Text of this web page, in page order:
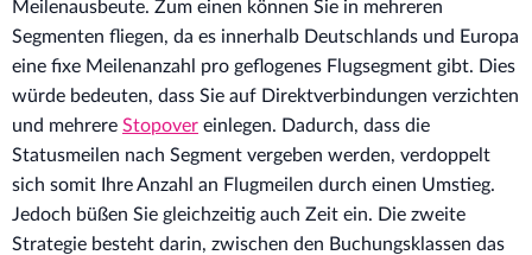
Meilenausbeute. Zum einen können Sie in mehreren
Segmenten fliegen, da es innerhalb Deutschlands und Europa
eine fixe Meilenanzahl pro geflogenes Flugsegment gibt. Dies
würde bedeuten, dass Sie auf Direktverbindungen verzichten
und mehrere Stopover einlegen. Dadurch, dass die
Statusmeilen nach Segment vergeben werden, verdoppelt
sich somit Ihre Anzahl an Flugmeilen durch einen Umstieg.
Jedoch büßen Sie gleichzeitig auch Zeit ein. Die zweite
Strategie besteht darin, zwischen den Buchungsklassen das